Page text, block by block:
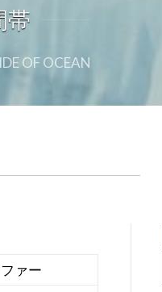
帯
OF OCEAN
帯
OF OCEAN
ァー